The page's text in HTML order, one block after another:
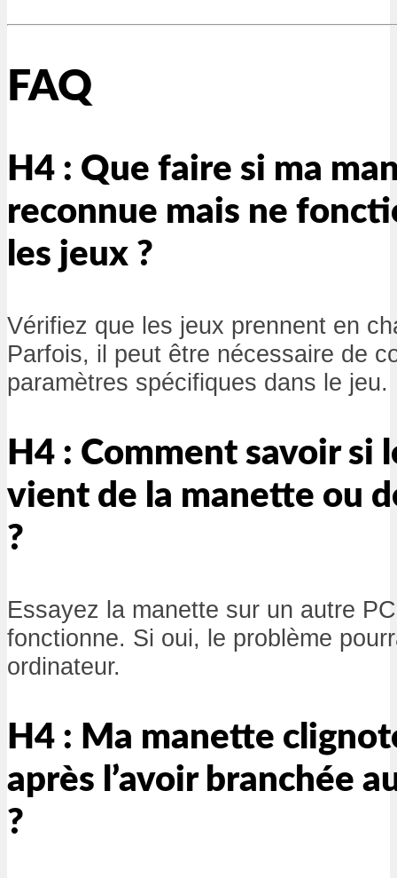
FAQ
H4 : Que faire si ma
reconnue mais ne
les jeux ?
Vérifiez que les jeux prennent en
Parfois, il peut être nécessaire de
paramètres spécifiques dans le jeu.
H4 : Comment savoir si
vient de la manette ou
?
Essayez la manette sur un autre
fonctionne. Si oui, le problème
ordinateur.
H4 : Ma manette
après l’avoir branchée
?